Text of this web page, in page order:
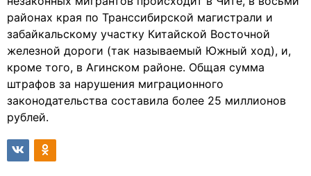
районах края по Транссибирской магистрали и
забайкальскому участку Китайской Восточной
железной дороги (так называемый Южный ход), и,
кроме того, в Агинском районе. Общая сумма
штрафов за нарушения миграционного
законодательства составила более 25 миллионов
рублей.